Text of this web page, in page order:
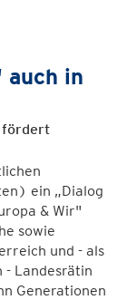
auch in
fördert
ein „Dialog
& Wir"
sowie
und - als
Landesrätin
Generationen